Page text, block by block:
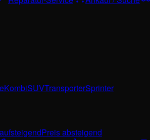
KombiSUVTransporterSprinter
Preis absteigend